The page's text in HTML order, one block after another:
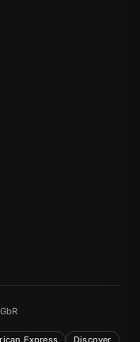
Express Discover